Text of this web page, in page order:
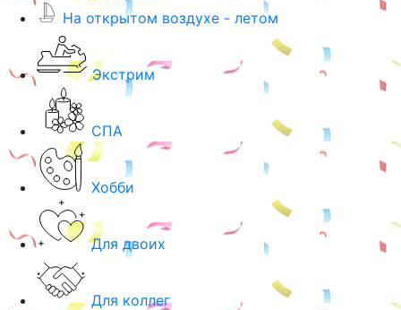
На открытом воздухе - летом
Экстрим
СПА
Хобби
Для двоих
Для коллег